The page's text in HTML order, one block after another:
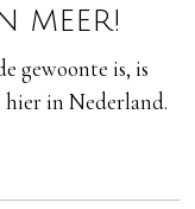
meer!
gewoonte is, is
hier in Nederland.